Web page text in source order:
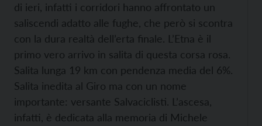
di ieri, infatti i corridori hanno affrontato un
saliscendi adatto alle fughe, che però si scontra
con la dura realtà dell’erta finale. L’Etna è il
primo vero arrivo in salita di questa corsa rosa.
Salita lunga 19 km con pendenza media del 6%.
Salita inedita al Giro ma con un nome
importante: versante Salvaciclisti. L’ascesa,
infatti, è dedicata alla memoria di Michele